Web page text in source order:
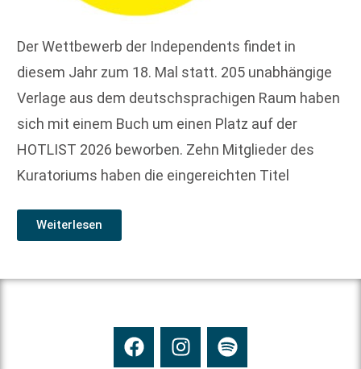
Der Wettbewerb der Independents findet in
diesem Jahr zum 18. Mal statt. 205 unabhängige
Verlage aus dem deutschsprachigen Raum haben
sich mit einem Buch um einen Platz auf der
HOTLIST 2026 beworben. Zehn Mitglieder des
Kuratoriums haben die eingereichten Titel
Weiterlesen